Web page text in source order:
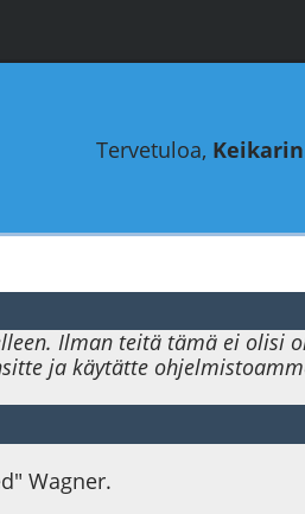
Tervetuloa,
Ilman teitä tämä ei olisi
ja käytätte
Wagner.